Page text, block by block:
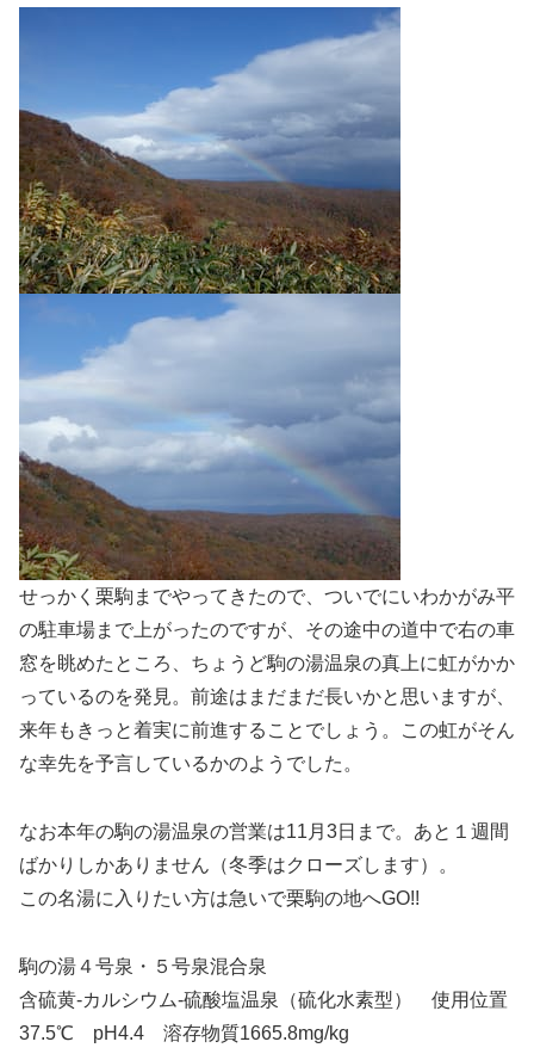
せっかく栗駒までやってきたので、ついでにいわかがみ平
の駐車場まで上がったのですが、その途中の道中で右の車
窓を眺めたところ、ちょうど駒の湯温泉の真上に虹がかか
っているのを発見。前途はまだまだ長いかと思いますが、
来年もきっと着実に前進することでしょう。この虹がそん
な幸先を予言しているかのようでした。
なお本年の駒の湯温泉の営業は11月3日まで。あと１週間
ばかりしかありません（冬季はクローズします）。
この名湯に入りたい方は急いで栗駒の地へGO!!
駒の湯４号泉・５号泉混合泉
含硫黄-カルシウム-硫酸塩温泉（硫化水素型） 使用位置
37.5℃ pH4.4 溶存物質1665.8mg/kg